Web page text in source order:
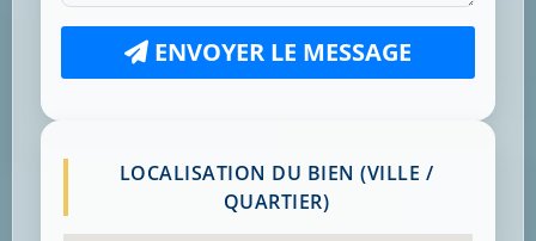
ENVOYER LE MESSAGE
LOCALISATION DU BIEN (VILLE /
QUARTIER)